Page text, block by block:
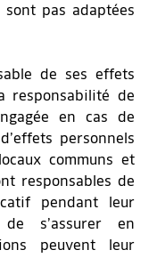
pas adaptées
de ses effets
responsabilité de
en cas de
personnels
communs et
responsables de
pendant leur
s’assurer en
peuvent leur